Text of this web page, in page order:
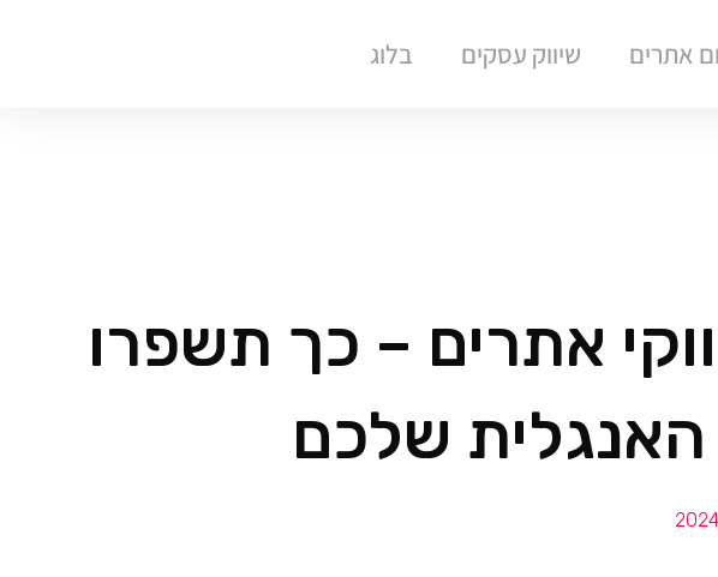
אתרים שיווק עסקים בלוג
אתרים – כך תשפרו
שלכם